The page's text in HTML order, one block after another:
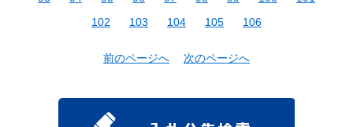
102
103 104 105 106
前のページへ 次のページへ